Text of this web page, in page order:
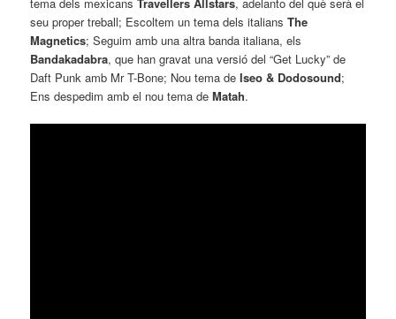
tema dels mexicansTravellers Allstars, adelanto del què serà el
seu proper treball; Escoltem un tema dels italiansThe
Magnetics; Seguim amb una altra banda italiana, els
Bandakadabra, que han gravat una versió del “Get Lucky” de
Daft Punk amb Mr T-Bone; Nou tema deIseo & Dodosound;
Ens despedim amb el nou tema deMatah.